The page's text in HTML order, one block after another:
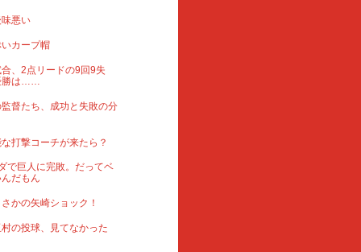
悪い
カープ帽
、2点リードの9回9失
勝は……
督たち、成功と失敗の分
打撃コーチが来たら？
で巨人に完敗。だってベ
だもん
かの矢崎ショック！
の投球、見てなかった